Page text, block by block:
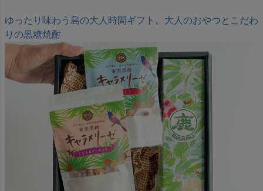
ゆったり味わう島の大人時間ギフト。大人のおやつとこだわ
りの黒糖焼酎